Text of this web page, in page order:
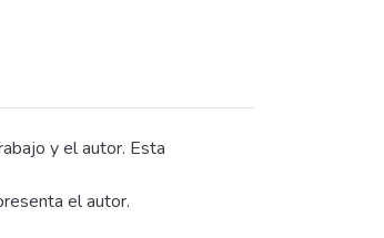
y el autor. Esta
el autor.